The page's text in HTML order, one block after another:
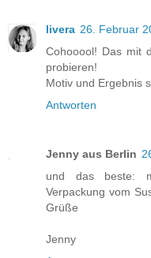
livera 26. Februar
Cohooool! Das mit
probieren!
Motiv und Ergebnis
Antworten
Jenny aus Berlin
und das beste:
Verpackung vom
Grüße
Jenny